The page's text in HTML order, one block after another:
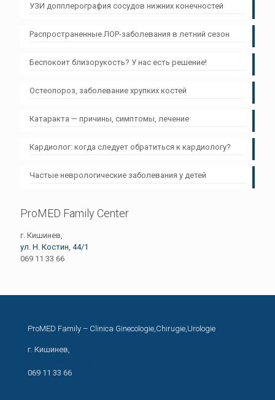
УЗИ допплерография сосудов нижних конечностей
Распространенные ЛОР-заболевания в летний сезон
Беспокоит близорукость? У нас есть решение!
Остеопороз, заболевание хрупких костей
Катаракта — причины, симптомы, лечение
Кардиолог: когда следует обратиться к кардиологу?
Частые неврологические заболевания у детей
ProMED Family Center
г. Кишинев,
ул. Н. Костин, 44/1
069 11 33 66
ProMED Family – Clinica Ginecologie,Chirugie,Urologie
г. Кишинев,
069 11 33 66